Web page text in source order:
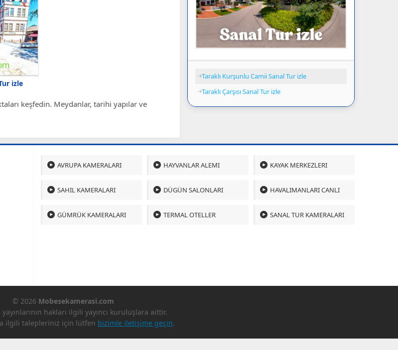
izle
keşfedin. Meydanlar, tarihi yapılar ve
Taraklı Kurşunlu Camii Sanal Tur izle
Taraklı Çarşısı Sanal Tur izle
AVRUPA KAMERALARI HAYVANLAR ALEMI KAYAK MERKEZLERI
SAHIL KAMERALARI DÜGÜN SALONLARI HAVALIMANLARI CANLI
GÜMRÜK KAMERALARI TERMAL OTELLER SANAL TUR KAMERALARI
© 2026 Mobesekamerasi.com
hakları ilgili yayıncı kuruluşlara aittir.
ilgili talepleriniz için lütfen bizimle iletişime geçin.